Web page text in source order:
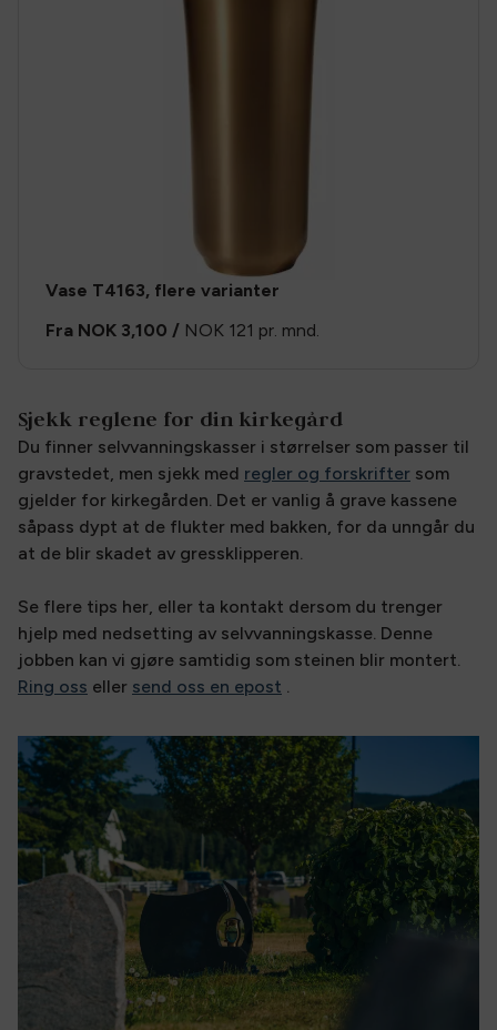
Vase T4163, flere varianter
Fra NOK 3,100 / NOK 121 pr. mnd.
Sjekk reglene for din kirkegård
Du finner selvvanningskasser i størrelser som passer til
gravstedet, men sjekk med regler og forskrifter som
gjelder for kirkegården. Det er vanlig å grave kassene
såpass dypt at de flukter med bakken, for da unngår du
at de blir skadet av gressklipperen.
Se flere tips her, eller ta kontakt dersom du trenger
hjelp med nedsetting av selvvanningskasse. Denne
jobben kan vi gjøre samtidig som steinen blir montert.
Ring oss eller send oss en epost